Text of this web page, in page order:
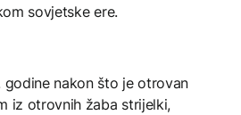
sovjetske ere.
godine nakon što je otrovan
iz otrovnih žaba strijelki,